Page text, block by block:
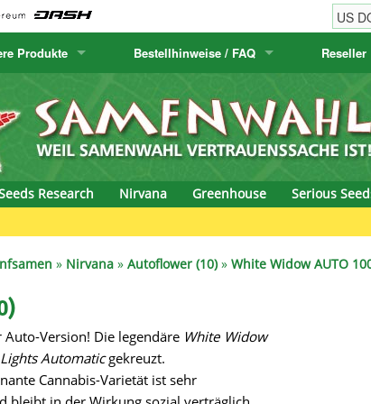
Humboldt Seed Company
Humboldt Seeds
Kannabia
krauTHCollective
La Semilla Automatica
Positronics
Prana Medical
Ripper Seeds
Produkte
Flora
Bestellhinweise / FAQ
Bestellhinweise
Versandhinweise
Reseller
E-MAIL
PASSWORT
Research Nirvana Greenhouse Serious
» Nirvana » Autoflower (10)» White Widow AUTO
Version! Die legendäre White Widow
Automaticgekreuzt.
Cannabis-Varietät ist sehr